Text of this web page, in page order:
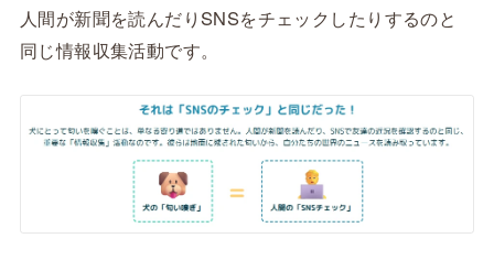
人間が新聞を読んだりSNSをチェックしたりするのと
同じ情報収集活動です。